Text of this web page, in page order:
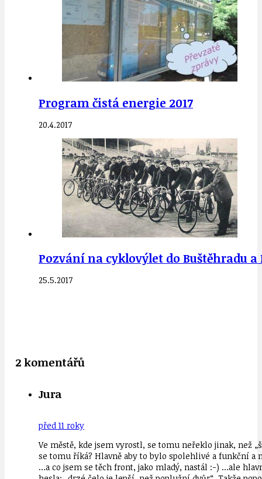
Program čistá energie 2017
20.4.2017
Pozvání na cyklovýlet do Buštěhradu a
25.5.2017
2 komentářů
Jura
před 11 roky
Ve městě, kde jsem vyrostl, se tomu neřeklo jinak, než
se tomu říká? Hlavně aby to bylo spolehlivé a funkční
…a co jsem se těch front, jako mladý, nastál :-) …ale